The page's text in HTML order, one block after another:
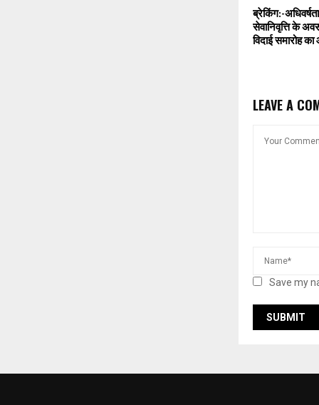
ब्रेकिंग:-
सेवानिवृत्ति के
विदाई समारोह
LEAVE A
Save my